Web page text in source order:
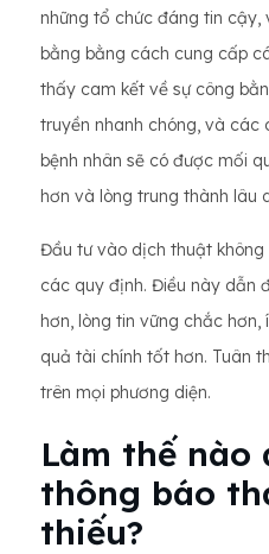
những tổ chức đáng tin cậy,
bằng bằng cách cung cấp
thấy cam kết về sự công
truyền nhanh chóng, và
bệnh nhân sẽ có được mối
hơn và lòng trung thành lâu
Đầu tư vào dịch thuật
các quy định. Điều này dẫn
hơn, lòng tin vững chắc
quả tài chính tốt hơn. Tuân
trên mọi phương diện.
Làm thế nào
thông báo
thiếu?